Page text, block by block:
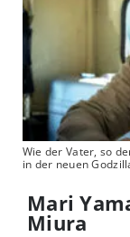
Wie der Vater, so
in der neuen
Mari
Miura